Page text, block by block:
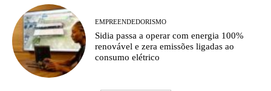
EMPREENDEDORISMO
Sidia passa a operar com energia 100%
renovável e zera emissões ligadas ao
consumo elétrico